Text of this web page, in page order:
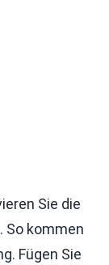
Sie die
So kommen
Fügen Sie